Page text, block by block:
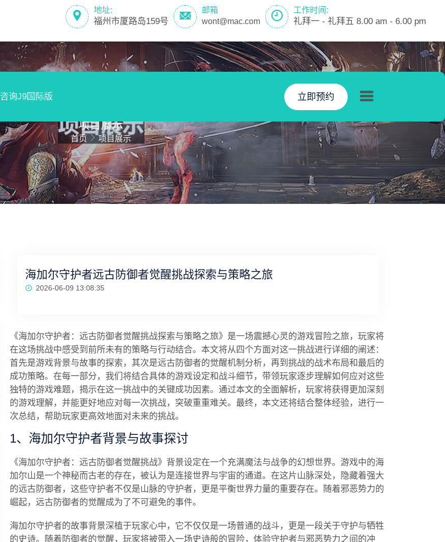
地址:
福州市厦路岛159号
邮箱
wont@mac.com
工作时间:
礼拜一 - 礼拜五 8.00 am - 6.00 pm
咨询J9国际版 立即预约
项目展示
首页 项目展示
海加尔守护者远古防御者觉醒挑战探索与策略之旅
2026-06-09 13:08:35
《海加尔守护者：远古防御者觉醒挑战探索与策略之旅》是一场震撼心灵的游戏冒险之旅，玩家将
在这场挑战中感受到前所未有的策略与行动结合。本文将从四个方面对这一挑战进行详细的阐述：
首先是游戏背景与故事的探索，其次是远古防御者的觉醒机制分析，再到挑战的战术布局和最后的
成功策略。在每一部分，我们将结合具体的游戏设定和战斗细节，带领玩家逐步理解如何应对这些
独特的游戏难题，揭示在这一挑战中的关键成功因素。通过本文的全面解析，玩家将获得更加深刻
的游戏理解，并能更好地应对每一次挑战，突破重重难关。最终，本文还将结合整体经验，进行一
次总结，帮助玩家更高效地面对未来的挑战。
1、海加尔守护者背景与故事探讨
《海加尔守护者：远古防御者觉醒挑战》背景设定在一个充满魔法与战争的幻想世界。游戏中的海
加尔山是一个神秘而古老的存在，被认为是连接世界与宇宙的通道。在这片山脉深处，隐藏着强大
的远古防御者，这些守护者不仅是山脉的守护者，更是平衡世界力量的重要存在。随着邪恶势力的
崛起，远古防御者的觉醒成为了不可避免的事件。
海加尔守护者的故事背景深植于玩家心中，它不仅仅是一场普通的战斗，更是一段关于守护与牺牲
的史诗。随着防御者的觉醒，玩家将被带入一场史诗般的冒险，体验守护者与邪恶势力之间的冲